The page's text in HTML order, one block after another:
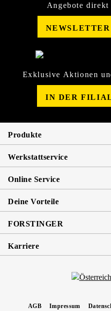
Angebote
Exklusive Aktionen
IN DER
Produkte
Werkstattservice
Online Service
Deine Vorteile
FORSTINGER
Karriere
AGB Impressum